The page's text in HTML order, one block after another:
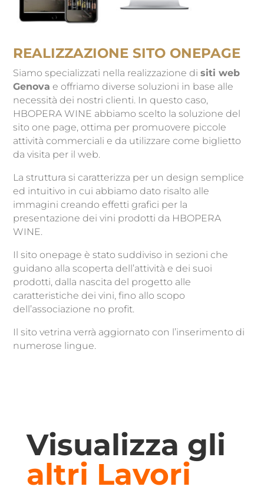
REALIZZAZIONE SITO ONEPAGE
Siamo specializzati nella realizzazione disiti web
Genova e offriamo diverse soluzioni in base alle
necessità dei nostri clienti. In questo caso,
HBOPERA WINE abbiamo scelto la soluzione del
sito one page, ottima per promuovere piccole
attività commerciali e da utilizzare come biglietto
da visita per il web.
La struttura si caratterizza per un design semplice
ed intuitivo in cui abbiamo dato risalto alle
immagini creando effetti grafici per la
presentazione dei vini prodotti da HBOPERA
WINE.
Il sito onepage è stato suddiviso in sezioni che
guidano alla scoperta dell’attività e dei suoi
prodotti, dalla nascita del progetto alle
caratteristiche dei vini, fino allo scopo
dell’associazione no profit.
Il sito vetrina verrà aggiornato con l’inserimento di
numerose lingue.
Visualizza gli
altri Lavori